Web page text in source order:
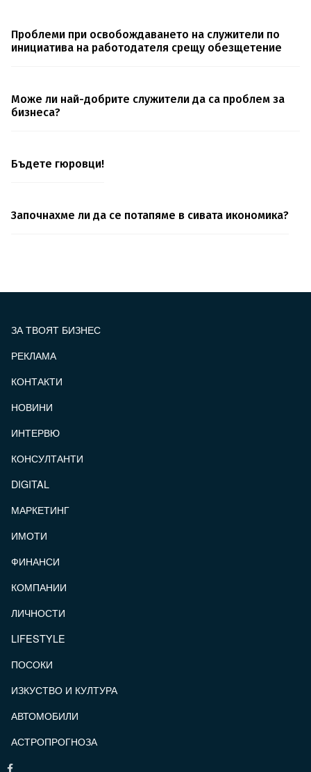
Проблеми при освобождаването на служители по
инициатива на работодателя срещу обезщетение
Може ли най-добрите служители да са проблем за
бизнеса?
Бъдете гюровци!
Започнахме ли да се потапяме в сивата икономика?
ЗА ТВОЯТ БИЗНЕС
РЕКЛАМА
КОНТАКТИ
НОВИНИ
ИНТЕРВЮ
КОНСУЛТАНТИ
DIGITAL
МАРКЕТИНГ
ИМОТИ
ФИНАНСИ
КОМПАНИИ
ЛИЧНОСТИ
LIFESTYLE
ПОСОКИ
ИЗКУСТВО И КУЛТУРА
АВТОМОБИЛИ
АСТРОПРОГНОЗА